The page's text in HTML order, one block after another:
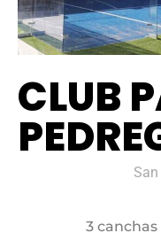
CLUB
3 canchas